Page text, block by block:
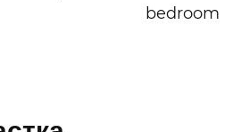
bedroom